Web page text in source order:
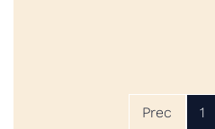
Prec 1